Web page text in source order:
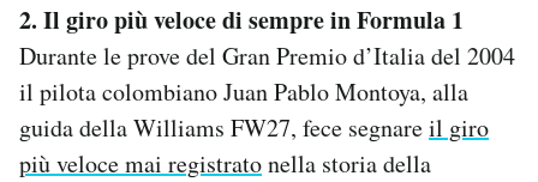
2. Il giro più veloce di sempre in Formula 1
Durante le prove del Gran Premio d’Italia del 2004
il pilota colombiano Juan Pablo Montoya, alla
guida della Williams FW27, fece segnareil giro
più veloce mai registratonella storia della